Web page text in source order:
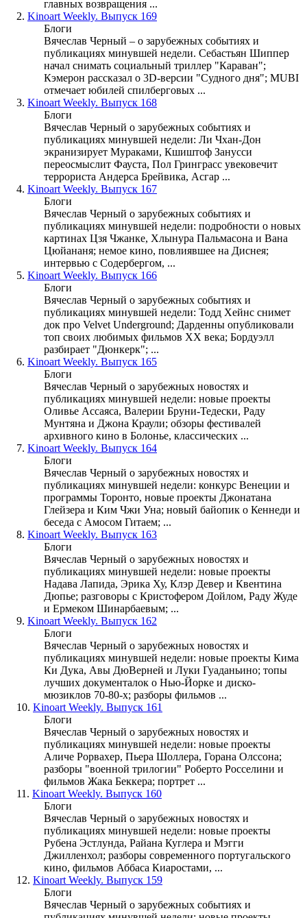
главных возвращения ...
2. Kinoart Weekly. Выпуск 169
Блоги
Вячеслав Черный – о зарубежных событиях и
публикациях минувшей недели. Себастьян Шиппер
начал снимать социальный триллер "Караван";
Кэмерон рассказал о 3D-версии "Судного дня"; MUBI
отмечает юбилей спилберговых ...
3. Kinoart Weekly. Выпуск 168
Блоги
Вячеслав Черный о зарубежных событиях и
публикациях минувшей недели: Ли Чхан-Дон
экранизирует Мураками, Кшиштоф Занусси
переосмыслит Фауста, Пол Гринграсс увековечит
террориста Андерса Брейвика, Асгар ...
4. Kinoart Weekly. Выпуск 167
Блоги
Вячеслав Черный о зарубежных событиях и
публикациях минувшей недели: подробности о новых
картинах Цзя Чжанке, Хлынура Пальмасона и Вана
Цюйананя; немое кино, повлиявшее на Диснея;
интервью с Содербергом, ...
5. Kinoart Weekly. Выпуск 166
Блоги
Вячеслав Черный о зарубежных событиях и
публикациях минувшей недели: Тодд Хейнс снимет
док про Velvet Underground; Дарденны опубликовали
топ своих любимых фильмов XX века; Бордуэлл
разбирает "Дюнкерк"; ...
6. Kinoart Weekly. Выпуск 165
Блоги
Вячеслав Черный о зарубежных новостях и
публикациях минувшей недели: новые проекты
Оливье Ассаяса, Валерии Бруни-Тедески, Раду
Мунтяна и Джона Краули; обзоры фестивалей
архивного кино в Болонье, классических ...
7. Kinoart Weekly. Выпуск 164
Блоги
Вячеслав Черный о зарубежных новостях и
публикациях минувшей недели: конкурс Венеции и
программы Торонто, новые проекты Джонатана
Глейзера и Ким Чжи Уна; новый байопик о Кеннеди и
беседа с Амосом Гитаем; ...
8. Kinoart Weekly. Выпуск 163
Блоги
Вячеслав Черный о зарубежных новостях и
публикациях минувшей недели: новые проекты
Надава Лапида, Эрика Ху, Клэр Девер и Квентина
Дюпье; разговоры с Кристофером Дойлом, Раду Жуде
и Ермеком Шинарбаевым; ...
9. Kinoart Weekly. Выпуск 162
Блоги
Вячеслав Черный о зарубежных новостях и
публикациях минувшей недели: новые проекты Кима
Ки Дука, Авы ДюВерней и Луки Гуаданьино; топы
лучших документалок о Нью-Йорке и диско-
мюзиклов 70-80-х; разборы фильмов ...
10. Kinoart Weekly. Выпуск 161
Блоги
Вячеслав Черный о зарубежных новостях и
публикациях минувшей недели: новые проекты
Аличе Рорвахер, Пьера Шоллера, Горана Олссона;
разборы "военной трилогии" Роберто Росселини и
фильмов Жака Беккера; портрет ...
11. Kinoart Weekly. Выпуск 160
Блоги
Вячеслав Черный о зарубежных новостях и
публикациях минувшей недели: новые проекты
Рубена Эстлунда, Райана Куглера и Мэгги
Джилленхол; разборы современного португальского
кино, фильмов Аббаса Киаростами, ...
12. Kinoart Weekly. Выпуск 159
Блоги
Вячеслав Черный о зарубежных событиях и